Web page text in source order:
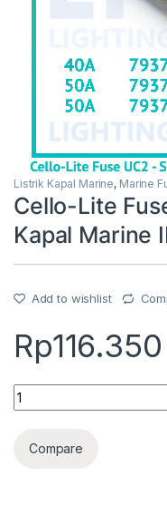
Listrik Kapal Marine, Marine
Cello-Lite
Kapal Marine
Add to wishlist
Rp116.350
Cello-Lite Fuse UC2 –
Compare